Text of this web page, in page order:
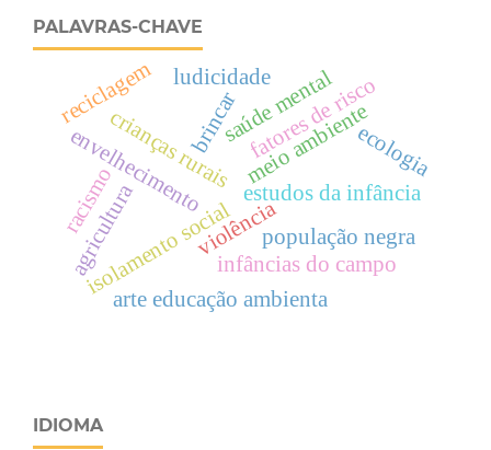
PALAVRAS-CHAVE
violência
meio ambiente
isolamento social
estudos da infância
infâncias do campo
crianças rurais
brincar
envelhecimento
reciclagem ludicidade
arte educação ambienta
fatores de risco
agricultura
ecologia
saúde mental
racismo
população negra
IDIOMA